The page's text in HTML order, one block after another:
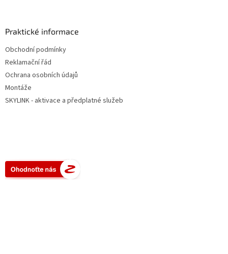
Praktické informace
Obchodní podmínky
Reklamační řád
Ochrana osobních údajů
Montáže
SKYLINK - aktivace a předplatné služeb